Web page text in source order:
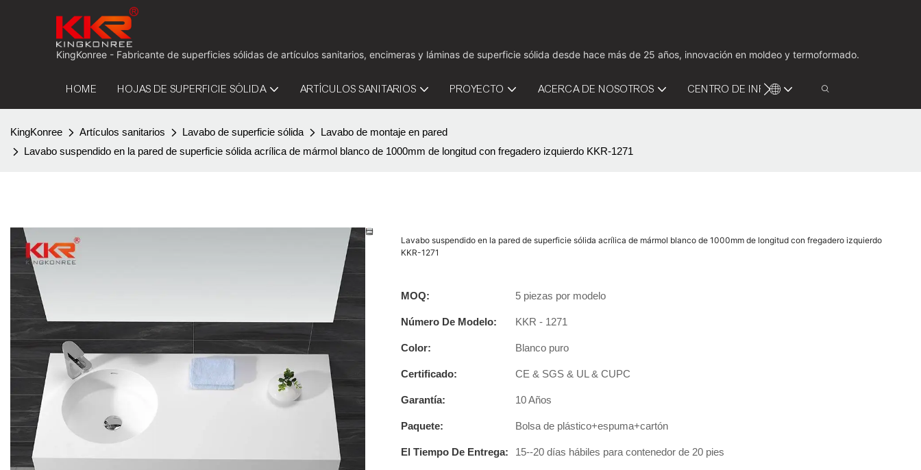
KingKonree - Fabricante de superficies sólidas de artículos sanitarios, encimeras y láminas de superficie sólida desde hace más de 25 años, innovación en moldeo y termoformado.
HOME HOJAS DE SUPERFICIE SÓLIDA ARTÍCULOS SANITARIOS PROYECTO ACERCA DE NOSOTROS CENTRO DE INFORMACIÓN
KingKonree Artículos sanitarios Lavabo de superficie sólida
Lavabo de montaje en pared
Lavabo suspendido en la pared de superficie sólida acrílica de mármol blanco de 1000mm de longitud con fregadero izquierdo KKR-1271
Lavabo suspendido en la pared de superficie sólida acrílica de mármol blanco de 1000mm de longitud con fregadero izquierdo
KKR-1271
MOQ: 5 piezas por modelo
Número De Modelo: KKR - 1271
Color: Blanco puro
Certificado: CE & SGS & UL & CUPC
Garantía: 10 Años
Paquete: Bolsa de plástico+espuma+cartón
El Tiempo De Entrega: 15--20 días hábiles para contenedor de 20 pies